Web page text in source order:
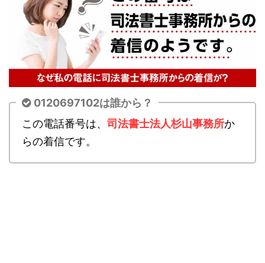
0120697102は誰から？
この電話番号は、 司法書士法人杉山事務所か
らの着信です。